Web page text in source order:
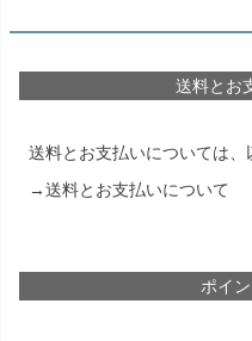
送料とお
送料とお支払いについては、
→送料とお支払いについて
ポイ